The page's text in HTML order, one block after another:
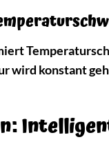
wird konstant